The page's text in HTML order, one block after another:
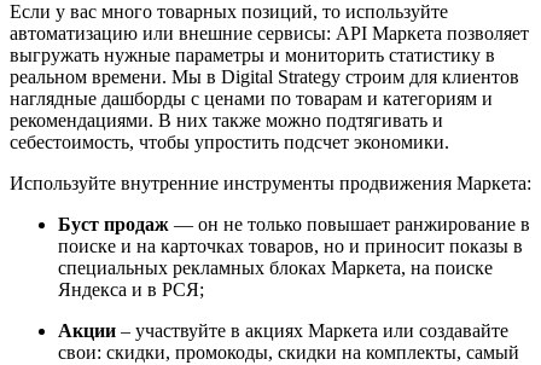
Если у вас много товарных позиций, то используйте
автоматизацию или внешние сервисы: API Маркета позволяет
выгружать нужные параметры и мониторить статистику в
реальном времени. Мы в Digital Strategy строим для клиентов
наглядные дашборды с ценами по товарам и категориям и
рекомендациями. В них также можно подтягивать и
себестоимость, чтобы упростить подсчет экономики.
Используйте внутренние инструменты продвижения Маркета:
Буст продаж — он не только повышает ранжирование в
поиске и на карточках товаров, но и приносит показы в
специальных рекламных блоках Маркета, на поиске
Яндекса и в РСЯ;
Акции – участвуйте в акциях Маркета или создавайте
свои: скидки, промокоды, скидки на комплекты, самый